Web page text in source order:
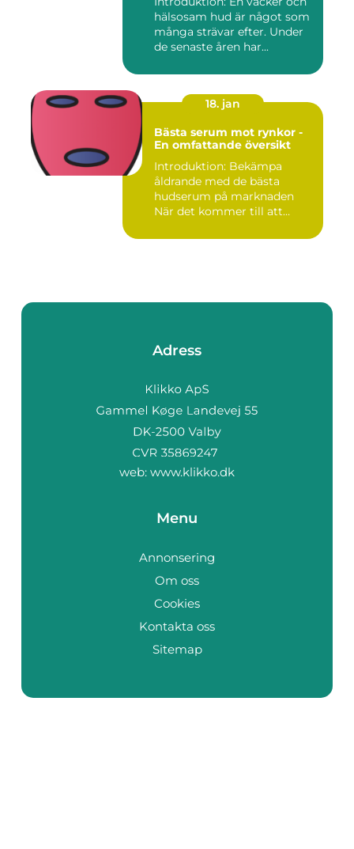
hälsosam hud är något som
många strävar efter. Under
de senaste åren har...
18. jan
Bästa serum mot rynkor -
En omfattande översikt
Introduktion: Bekämpa
åldrande med de bästa
hudserum på marknaden
När det kommer till att
Adress
web: www.klikko.dk
Menu
Annonsering
Om oss
Cookies
Kontakta oss
Sitemap